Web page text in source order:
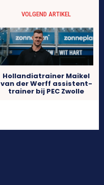
VOLGEND ARTIKEL
Hollandiatrainer Maikel
van der Werff assistent-
trainer bij PEC Zwolle